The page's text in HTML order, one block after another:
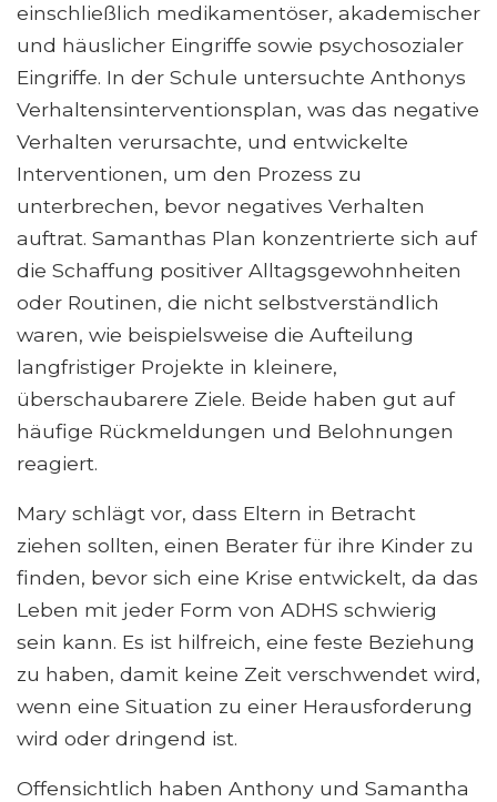
einschließlich medikamentöser, akademischer
und häuslicher Eingriffe sowie psychosozialer
Eingriffe. In der Schule untersuchte Anthonys
Verhaltensinterventionsplan, was das negative
Verhalten verursachte, und entwickelte
Interventionen, um den Prozess zu
unterbrechen, bevor negatives Verhalten
auftrat. Samanthas Plan konzentrierte sich auf
die Schaffung positiver Alltagsgewohnheiten
oder Routinen, die nicht selbstverständlich
waren, wie beispielsweise die Aufteilung
langfristiger Projekte in kleinere,
überschaubarere Ziele. Beide haben gut auf
häufige Rückmeldungen und Belohnungen
reagiert.
Mary schlägt vor, dass Eltern in Betracht
ziehen sollten, einen Berater für ihre Kinder zu
finden, bevor sich eine Krise entwickelt, da das
Leben mit jeder Form von ADHS schwierig
sein kann. Es ist hilfreich, eine feste Beziehung
zu haben, damit keine Zeit verschwendet wird,
wenn eine Situation zu einer Herausforderung
wird oder dringend ist.
Offensichtlich haben Anthony und Samantha